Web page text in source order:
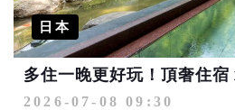
日本
2026-07-08 09:30